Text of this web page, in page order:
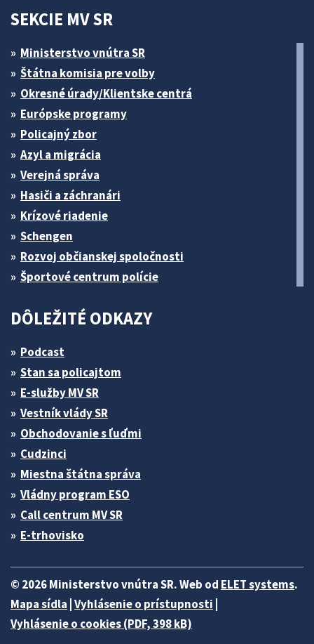
SEKCIE MV SR
Ministerstvo vnútra SR
Štátna komisia pre volby
Okresné úrady/Klientske centrá
Európske programy
Policajný zbor
Azyl a migrácia
Verejná správa
Hasiči a záchranári
Krízové riadenie
Schengen
Rozvoj občianskej spoločnosti
Športové centrum polície
DÔLEŽITÉ ODKAZY
Podcast
Stan sa policajtom
E-služby MV SR
Vestník vlády SR
Obchodovanie s ľuďmi
Cudzinci
Miestna štátna správa
Vládny program ESO
Call centrum MV SR
E-trhovisko
© 2026 Ministerstvo vnútra SR. Web od ELET systems.
Mapa sídla Vyhlásenie o prístupnosti
Vyhlásenie o cookies (PDF, 398 kB)